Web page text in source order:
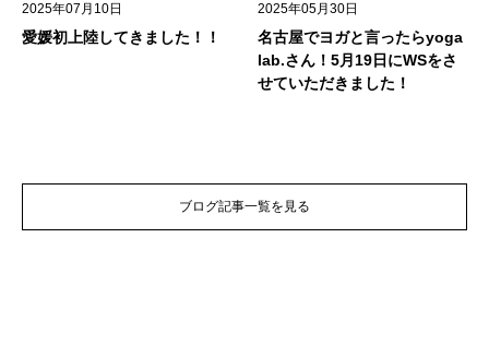
2025年07月10日
愛媛初上陸してきました！！
2025年05月30日
名古屋でヨガと言ったらyoga
lab.さん！5月19日にWSをさ
せていただきました！
ブログ記事一覧を見る